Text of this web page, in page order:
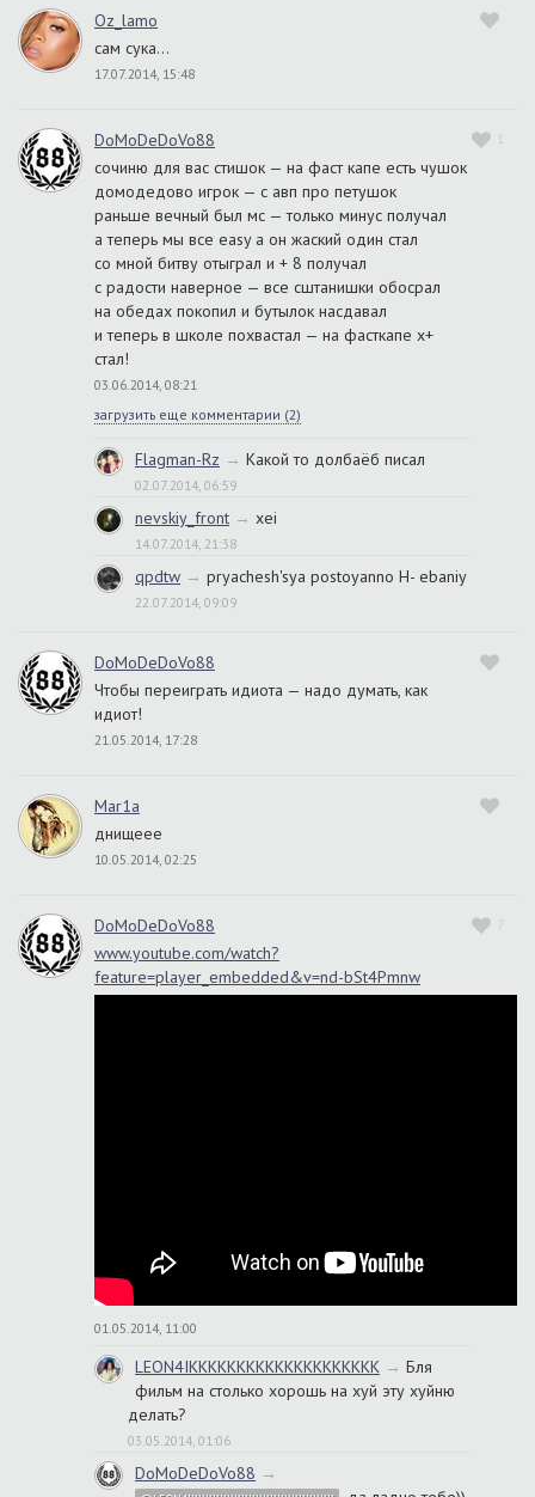
Oz_lamo
сам сука…
17.07.2014, 15:48
1
DoMoDeDoVo88
сочиню для вас стишок — на фаст капе есть чушок
домодедово игрок — с авп про петушок
раньше вечный был мс — только минус получал
а теперь мы все easy а он жаский один стал
со мной битву отыграл и + 8 получал
с радости наверное — все сштанишки обосрал
на обедах покопил и бутылок насдавал
и теперь в школе похвастал — на фасткапе х+
стал!
03.06.2014, 08:21
загрузить еще комментарии (2)
Flagman-Rz → Какой то долбаёб писал
02.07.2014, 06:59
nevskiy_front → xei
14.07.2014, 21:38
qpdtw → pryachesh'sya postoyanno H- ebaniy
22.07.2014, 09:09
DoMoDeDoVo88
Чтобы переиграть идиота — надо думать, как
идиот!
21.05.2014, 17:28
Mar1a
днищеее
10.05.2014, 02:25
DoMoDeDoVo88
www.youtube.com/watch?
feature=player_embedded&v=nd-bSt4Pmnw
01.05.2014, 11:00
LEON4IKKKKKKKKKKKKKKKKKKKK → Бля
фильм на столько хорошь на хуй эту хуйню
делать?
03.05.2014, 01:06
DoMoDeDoVo88 →